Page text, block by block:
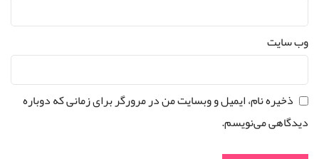
وب‌ سایت
ذخیره نام، ایمیل و وبسایت من در مرورگر برای زمانی که دوباره
دیدگاهی می‌نویسم.